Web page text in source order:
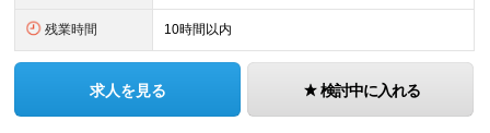
残業時間 10時間以内
求人を見る 検討中に入れる